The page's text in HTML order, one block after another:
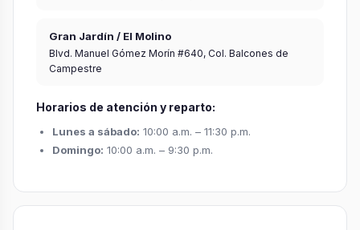
Gran Jardín / El Molino
Blvd. Manuel Gómez Morín #640, Col. Balcones de
Campestre
Horarios de atención y reparto:
Lunes a sábado: 10:00 a.m. – 11:30 p.m.
Domingo: 10:00 a.m. – 9:30 p.m.